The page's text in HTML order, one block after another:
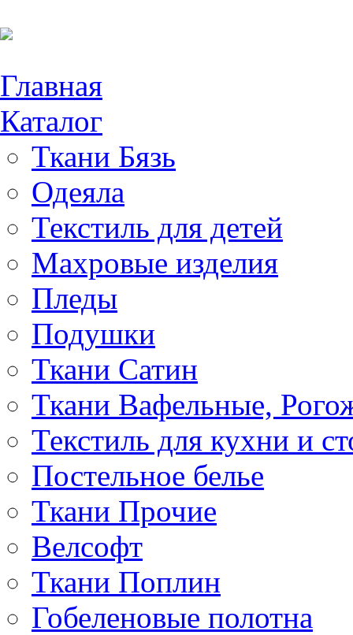
Главная
Каталог
Ткани Бязь
Одеяла
Текстиль для детей
Махровые изделия
Пледы
Подушки
Ткани Сатин
Ткани Вафельные,
Текстиль для кухни и
Постельное белье
Ткани Прочие
Велсофт
Ткани Поплин
Гобеленовые полотна